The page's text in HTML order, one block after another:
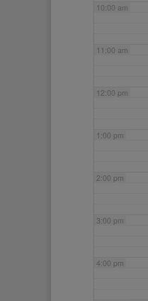
10:00 am
11:00 am
12:00 pm
1:00 pm
2:00 pm
3:00 pm
4:00 pm